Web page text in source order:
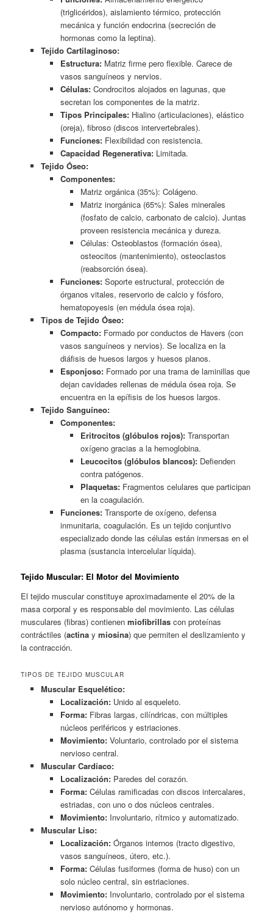
(triglicéridos), aislamiento térmico, protección
mecánica y función endocrina (secreción de
hormonas como la leptina).
Tejido Cartilaginoso:
Estructura: Matriz firme pero flexible. Carece de
vasos sanguíneos y nervios.
Células: Condrocitos alojados en lagunas, que
secretan los componentes de la matriz.
Tipos Principales: Hialino (articulaciones), elástico
(oreja), fibroso (discos intervertebrales).
Funciones: Flexibilidad con resistencia.
Capacidad Regenerativa: Limitada.
Tejido Óseo:
Componentes:
Matriz orgánica (35%): Colágeno.
Matriz inorgánica (65%): Sales minerales
(fosfato de calcio, carbonato de calcio). Juntas
proveen resistencia mecánica y dureza.
Células: Osteoblastos (formación ósea),
osteocitos (mantenimiento), osteoclastos
(reabsorción ósea).
Funciones: Soporte estructural, protección de
órganos vitales, reservorio de calcio y fósforo,
hematopoyesis (en médula ósea roja).
Tipos de Tejido Óseo:
Compacto: Formado por conductos de Havers (con
vasos sanguíneos y nervios). Se localiza en la
diáfisis de huesos largos y huesos planos.
Esponjoso: Formado por una trama de laminillas que
dejan cavidades rellenas de médula ósea roja. Se
encuentra en la epífisis de los huesos largos.
Tejido Sanguíneo:
Componentes:
Eritrocitos (glóbulos rojos):Transportan
oxígeno gracias a la hemoglobina.
Leucocitos (glóbulos blancos):Defienden
contra patógenos.
Plaquetas:Fragmentos celulares que participan
en la coagulación.
Funciones: Transporte de oxígeno, defensa
inmunitaria, coagulación. Es un tejido conjuntivo
especializado donde las células están inmersas en el
plasma (sustancia intercelular líquida).
Tejido Muscular: El Motor del Movimiento
El tejido muscular constituye aproximadamente el 20% de la
masa corporal y es responsable del movimiento. Las células
musculares (fibras) contienenmiofibrillas con proteínas
contráctiles (actina ymiosina) que permiten el deslizamiento y
la contracción.
TIPOS DE TEJIDO MUSCULAR
Muscular Esquelético:
Localización: Unido al esqueleto.
Forma: Fibras largas, cilíndricas, con múltiples
núcleos periféricos y estriaciones.
Movimiento: Voluntario, controlado por el sistema
nervioso central.
Muscular Cardíaco:
Localización: Paredes del corazón.
Forma: Células ramificadas con discos intercalares,
estriadas, con uno o dos núcleos centrales.
Movimiento: Involuntario, rítmico y automatizado.
Muscular Liso:
Localización: Órganos internos (tracto digestivo,
vasos sanguíneos, útero, etc.).
Forma: Células fusiformes (forma de huso) con un
solo núcleo central, sin estriaciones.
Movimiento: Involuntario, controlado por el sistema
nervioso autónomo y hormonas.